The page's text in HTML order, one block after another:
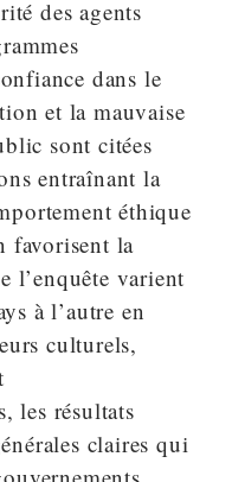
des agents
dans le
et la mauvaise
sont citées
entraînant la
éthique
favorisent la
l’enquête varient
à l’autre en
culturels,
les résultats
claires qui